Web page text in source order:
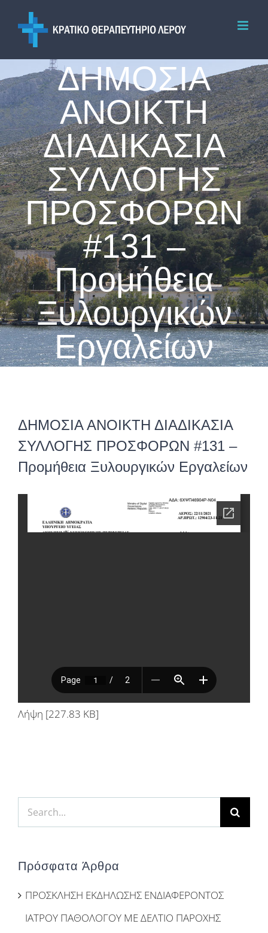
content
ΔΗΜΟΣΙΑ
ΑΝΟΙΚΤΗ
ΔΙΑΔΙΚΑΣΙΑ
ΣΥΛΛΟΓΗΣ
ΠΡΟΣΦΟΡΩΝ
#131 –
Προμήθεια
Ξυλουργικών
Εργαλείων
ΔΗΜΟΣΙΑ ΑΝΟΙΚΤΗ ΔΙΑΔΙΚΑΣΙΑ
ΣΥΛΛΟΓΗΣ ΠΡΟΣΦΟΡΩΝ #131 –
Προμήθεια Ξυλουργικών Εργαλείων
Λήψη [227.83 KB]
Search
for:
Πρόσφατα Άρθρα
ΠΡΟΣΚΛΗΣΗ ΕΚΔΗΛΩΣΗΣ ΕΝΔΙΑΦΕΡΟΝΤΟΣ
ΙΑΤΡΟΥ ΠΑΘΟΛΟΓΟΥ ΜΕ ΔΕΛΤΙΟ ΠΑΡΟΧΗΣ